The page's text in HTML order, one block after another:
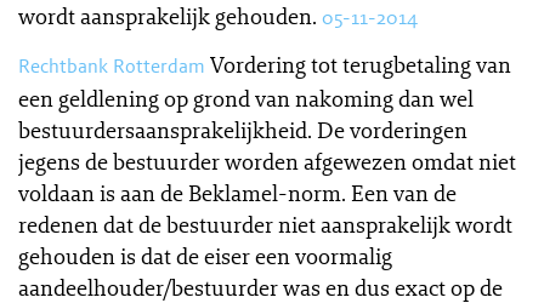
wordt aansprakelijk gehouden. 05-11-2014
Rechtbank Rotterdam Vordering tot terugbetaling van
een geldlening op grond van nakoming dan wel
bestuurdersaansprakelijkheid. De vorderingen
jegens de bestuurder worden afgewezen omdat niet
voldaan is aan de Beklamel-norm. Een van de
redenen dat de bestuurder niet aansprakelijk wordt
gehouden is dat de eiser een voormalig
aandeelhouder/bestuurder was en dus exact op de